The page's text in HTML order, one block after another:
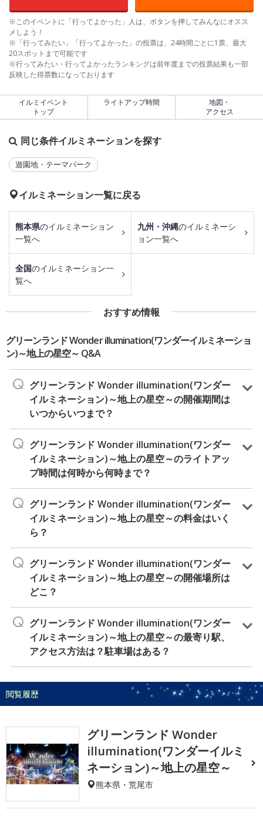
※このイベントに「行ってよかった」人は、ボタンを押してみんなにオスス
メしよう！
※「行ってみたい」「行ってよかった」の投票は、24時間ごとに1票、最大
20スポットまで可能です
※行ってみたい・行ってよかったランキングは前年度までの投票結果も一部
反映した得票数になっております
イルミイベント
トップ
ライトアップ時間
地図・
アクセス
同じ条件イルミネーションを探す
遊園地・テーマパーク
イルミネーション一覧に戻る
熊本県のイルミネーション
一覧へ
九州・沖縄のイルミネーシ
ョン一覧へ
全国のイルミネーション一
覧へ
おすすめ情報
グリーンランド Wonder illumination(ワンダーイルミネーショ
ン)～地上の星空～ Q&A
グリーンランド Wonder illumination(ワンダー
イルミネーション)～地上の星空～の開催期間は
いつからいつまで？
グリーンランド Wonder illumination(ワンダー
イルミネーション)～地上の星空～のライトアッ
プ時間は何時から何時まで？
グリーンランド Wonder illumination(ワンダー
イルミネーション)～地上の星空～の料金はいく
ら？
グリーンランド Wonder illumination(ワンダー
イルミネーション)～地上の星空～の開催場所は
どこ？
グリーンランド Wonder illumination(ワンダー
イルミネーション)～地上の星空～の最寄り駅、
アクセス方法は？駐車場はある？
閲覧履歴
グリーンランド Wonder
illumination(ワンダーイルミ
ネーション)～地上の星空～
熊本県・荒尾市